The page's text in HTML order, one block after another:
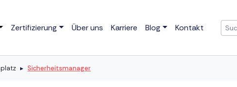
Zertifizierung Über uns Karriere Blog Kontakt
Sicherheitsmanager